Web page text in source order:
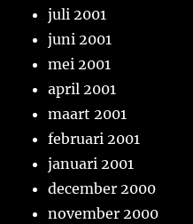
juli 2001
juni 2001
mei 2001
april 2001
maart 2001
februari 2001
januari 2001
december 2000
november 2000